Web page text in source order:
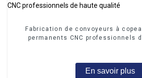
Fabrication de convoyeurs à
permanents CNC professionnels
En savoir plus